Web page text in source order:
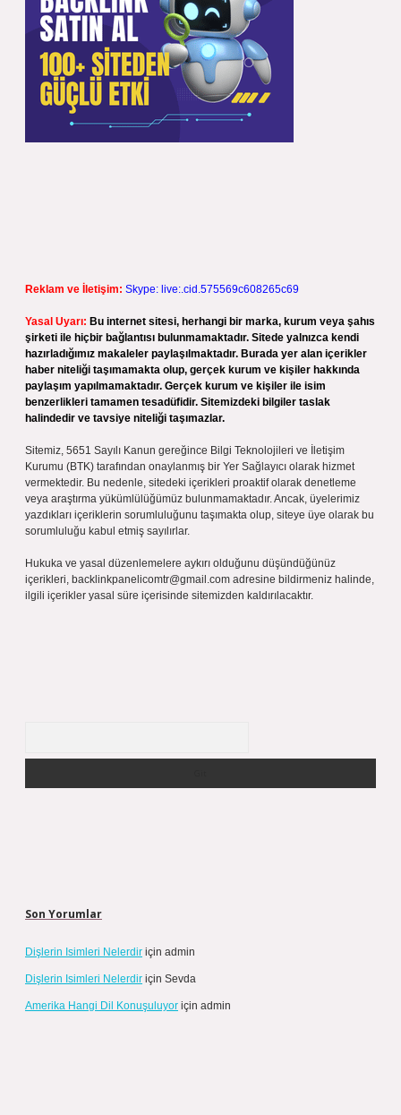
Reklam ve İletişim: Skype: live:.cid.575569c608265c69
Yasal Uyarı: Bu internet sitesi, herhangi bir marka, kurum veya şahıs
şirketi ile hiçbir bağlantısı bulunmamaktadır. Sitede yalnızca kendi
hazırladığımız makaleler paylaşılmaktadır. Burada yer alan içerikler
haber niteliği taşımamakta olup, gerçek kurum ve kişiler hakkında
paylaşım yapılmamaktadır. Gerçek kurum ve kişiler ile isim
benzerlikleri tamamen tesadüfidir. Sitemizdeki bilgiler taslak
halindedir ve tavsiye niteliği taşımazlar.
Sitemiz, 5651 Sayılı Kanun gereğince Bilgi Teknolojileri ve İletişim
Kurumu (BTK) tarafından onaylanmış bir Yer Sağlayıcı olarak hizmet
vermektedir. Bu nedenle, sitedeki içerikleri proaktif olarak denetleme
veya araştırma yükümlülüğümüz bulunmamaktadır. Ancak, üyelerimiz
yazdıkları içeriklerin sorumluluğunu taşımakta olup, siteye üye olarak bu
sorumluluğu kabul etmiş sayılırlar.
Hukuka ve yasal düzenlemelere aykırı olduğunu düşündüğünüz
içerikleri, backlinkpanelicomtr@gmail.com adresine bildirmeniz halinde,
ilgili içerikler yasal süre içerisinde sitemizden kaldırılacaktır.
Son Yorumlar
Dişlerin Isimleri Nelerdir için admin
Dişlerin Isimleri Nelerdir için Sevda
Amerika Hangi Dil Konuşuluyor için admin